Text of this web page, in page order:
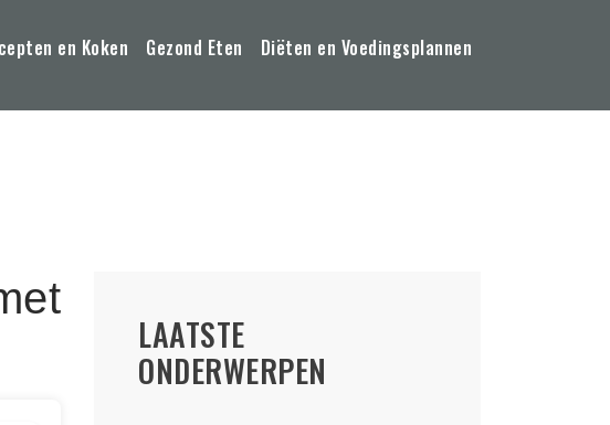
en Koken Gezond Eten Diëten en Voedingsplannen
LAATSTE
ONDERWERPEN